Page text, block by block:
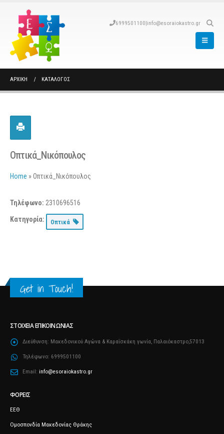
6999501100|info@esoraiokastro.gr
ΑΡΧΙΚΉ ΚΑΤΆΛΟΓΟΣ
Οπτικά_Νικόπουλος
Home »Οπτικά_Νικόπουλος
Τηλέφωνο: 2310696516
Κατηγορία: Οπτικά
Get in Touch!
ΣΤΟΙΧΕΊΑ ΕΠΙΚΟΙΝΩΝΊΑΣ
Διεύθυνση: Μακεδονικού Αγώνα & Καραΐσκάκη γωνία, Παλαιόκαστρο,57013
Τηλέφωνο: 6999501100
Email: info@esoraiokastro.gr
ΦΟΡΕΊΣ
ΕΕΘ
Ομοσπονδία Μακεδονίας Θράκης